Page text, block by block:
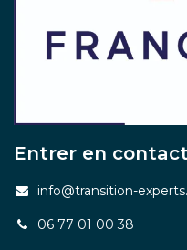
Entrer en contact
info@transition-
06 77 01 00 38